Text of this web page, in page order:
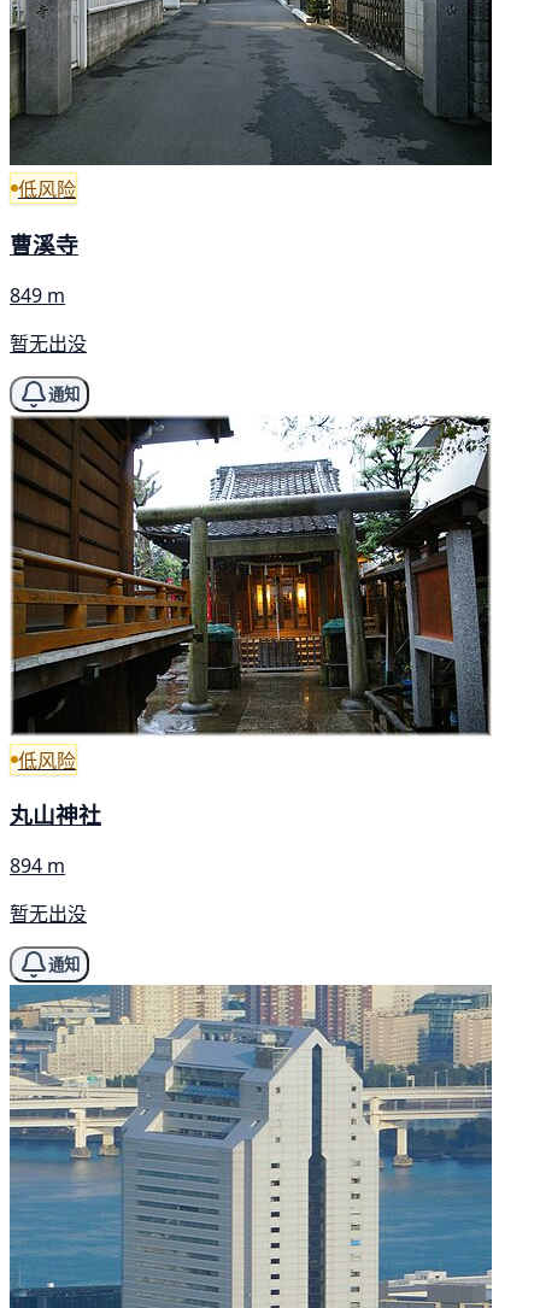
低风险
曹溪寺
849 m
暂无出没
通知
低风险
丸山神社
894 m
暂无出没
通知